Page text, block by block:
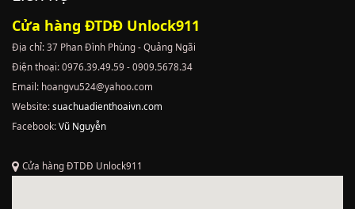
Cửa hàng ĐTDĐ Unlock911
Địa chỉ: 37 Phan Đình Phùng - Quảng Ngãi
Điện thoại: 0976.39.49.59 - 0909.5678.34
Email: hoangvu524@yahoo.com
Website:suachuadienthoaivn.com
Facebook:Vũ Nguyễn
Cửa hàng ĐTDĐ Unlock911